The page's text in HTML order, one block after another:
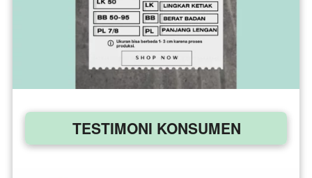
TESTIMONI KONSUMEN